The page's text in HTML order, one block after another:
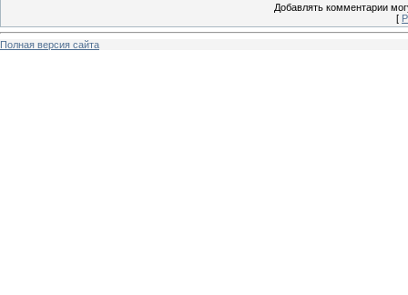
Добавлять комментарии
[
Полная версия сайта